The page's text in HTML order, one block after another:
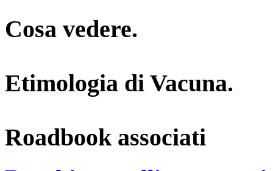
Cosa vedere.
Etimologia di Vacuna.
Roadbook associati